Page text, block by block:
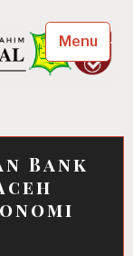
Menu
Bank